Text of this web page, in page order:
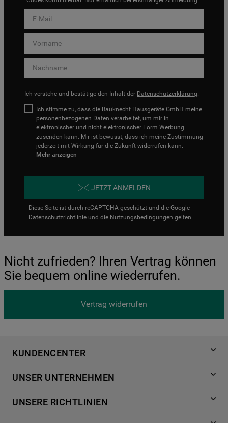
Ich verstehe und bestätige den Inhalt der Datenschutzerklärung.
Ich stimme zu, dass die Bauknecht Hausgeräte GmbH meine
personenbezogenen Daten verarbeitet, um mir in
elektronischer und nicht elektronischer Form Werbung
zusenden kann. Mir ist bewusst, dass ich meine Zustimmung
jederzeit mit Wirkung für die Zukunft widerrufen kann.
Mehr anzeigen
JETZT ANMELDEN
Diese Seite ist durch reCAPTCHA geschützt und die Google
Datenschutzrichtlinie und die Nutzungsbedingungen gelten.
Nicht zufrieden? Ihren Vertrag können
Sie bequem online wiederrufen.
Vertrag widerrufen
KUNDENCENTER
Händlersuche
Häufige Fragen
UNSER UNTERNEHMEN
Für Händler
UNSERE RICHTLINIEN